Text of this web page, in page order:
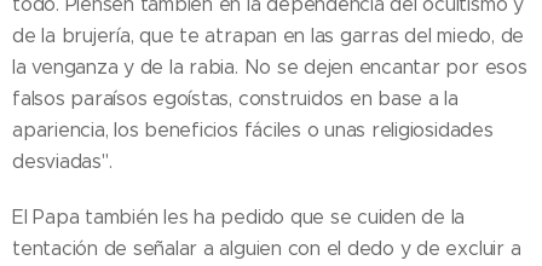
de la brujería, que te atrapan en las garras del miedo, de
la venganza y de la rabia. No se dejen encantar por esos
falsos paraísos egoístas, construidos en base a la
apariencia, los beneficios fáciles o unas religiosidades
desviadas".
El Papa también les ha pedido que se cuiden de la
tentación de señalar a alguien con el dedo y de excluir a